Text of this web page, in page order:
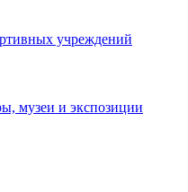
учреждений
музеи и экспозиции